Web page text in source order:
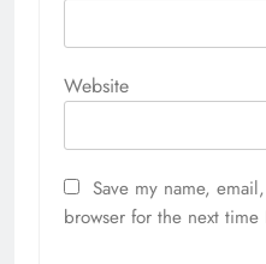
Website
Save my name,
browser for the next time